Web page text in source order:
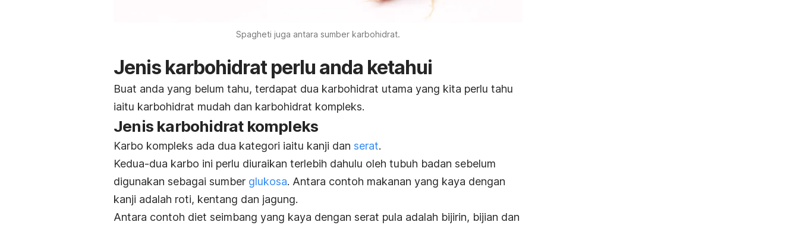
Spagheti juga antara sumber karbohidrat.
Jenis karbohidrat perlu anda ketahui
Buat anda yang belum tahu, terdapat dua karbohidrat utama yang kita perlu tahu
iaitu karbohidrat mudah dan karbohidrat kompleks.
Jenis karbohidrat kompleks
Karbo kompleks ada dua kategori iaitu kanji dan serat.
Kedua-dua karbo ini perlu diuraikan terlebih dahulu oleh tubuh badan sebelum
digunakan sebagai sumber glukosa. Antara contoh makanan yang kaya dengan
kanji adalah roti, kentang dan jagung.
Antara contoh diet seimbang yang kaya dengan serat pula adalah bijirin, bijian dan